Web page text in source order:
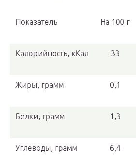
Показатель На 100 г
Калорийность, кКал 33
Жиры, грамм 0,1
Белки, грамм 1,3
Углеводы, грамм 6,4